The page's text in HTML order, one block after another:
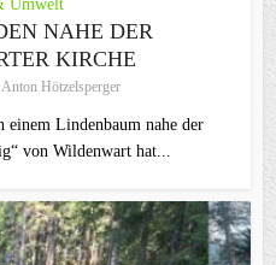
Umwelt
NAHE DER
KIRCHE
Anton Hötzelsperger
einem Lindenbaum nahe der
von Wildenwart hat...